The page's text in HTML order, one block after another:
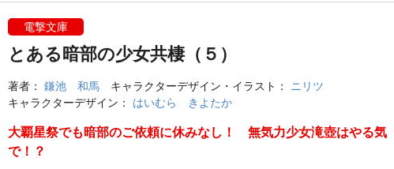
電撃文庫
とある暗部の少女共棲（５）
著者： 鎌池 和馬 キャラクターデザイン・イラスト：
ニリツ
キャラクターデザイン： はいむら きよたか
大覇星祭でも暗部のご依頼に休みなし！ 無気力少女滝壺はやる気
で！？